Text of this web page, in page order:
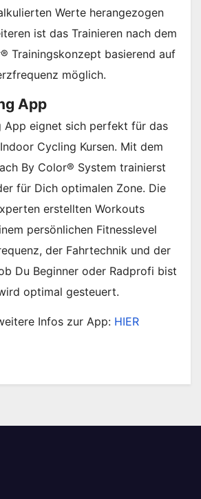
Werte herangezogen
ist das Trainieren nach dem
Trainingskonzept basierend auf
möglich.
App
App eignet sich perfekt für das
Cycling Kursen. Mit dem
By Color® System trainierst
für Dich optimalen Zone. Die
erstellten Workouts
persönlichen Fitnesslevel
der Fahrtechnik und der
Du Beginner oder Radprofi bist
optimal gesteuert.
Infos zur App: HIER